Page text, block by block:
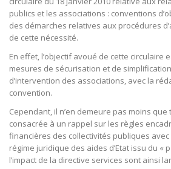
publics et les associations : conventions
des démarches relatives aux procédures
de cette nécessité.
En effet, l’objectif avoué de cette circulaire
mesures de sécurisation et de
d’intervention des associations, avec la
convention.
Cependant, il n’en demeure pas moins
consacrée à un rappel sur les règles
financières des collectivités publiques avec
régime juridique des aides d’Etat issu du «
l’impact de la directive services sont ainsi